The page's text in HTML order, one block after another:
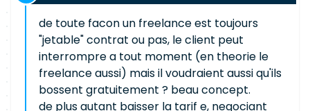
de toute facon un freelance est toujours
"jetable" contrat ou pas, le client peut
interrompre a tout moment (en theorie le
freelance aussi) mais il voudraient aussi qu'ils
bossent gratuitement ? beau concept.
de plus autant baisser la tarif e, negociant